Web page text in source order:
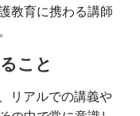
教育に携わる講師
こと
リアルでの講義や